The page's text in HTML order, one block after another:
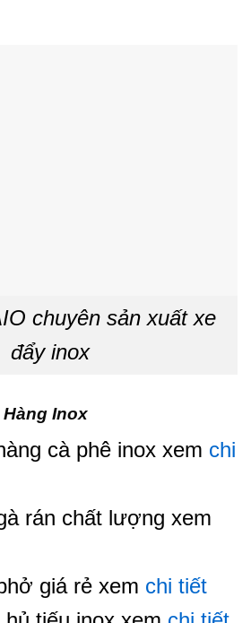
chuyên sản xuất xe
đẩy inox
Hàng Inox
cà phê inox xem chi
rán chất lượng xem
giá rẻ xem chi tiết